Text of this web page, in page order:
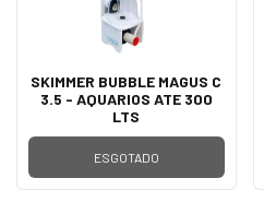
SKIMMER BUBBLE MAGUS C
3.5 - AQUARIOS ATE 300
LTS
ESGOTADO